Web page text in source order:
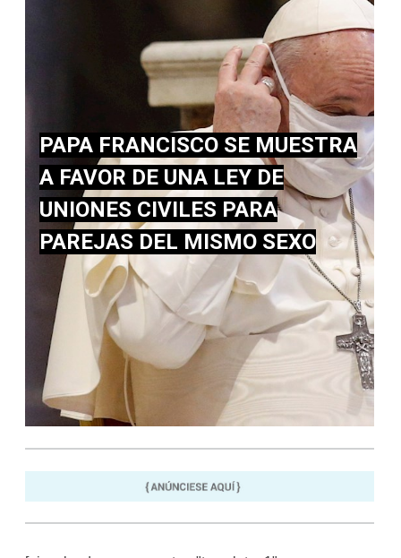
PAPA FRANCISCO SE MUESTRA
A FAVOR DE UNA LEY DE
UNIONES CIVILES PARA
PAREJAS DEL MISMO SEXO